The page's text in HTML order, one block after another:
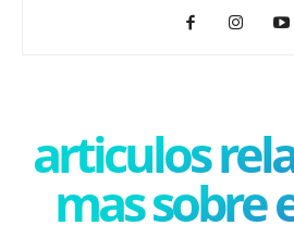
articulos
mas sobre